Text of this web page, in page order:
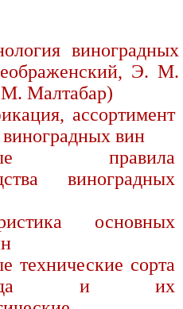
виноградных
Э. М.
Малтабар)
ассортимент
виноградных вин
правила
виноградных
основных
технические сорта
и их